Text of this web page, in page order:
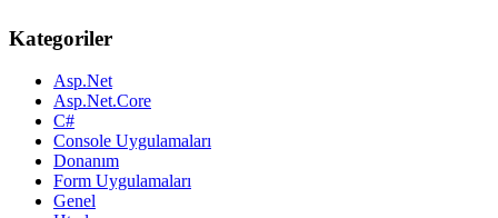
Kategoriler
Asp.Net
Asp.Net.Core
C#
Console Uygulamaları
Donanım
Form Uygulamaları
Genel